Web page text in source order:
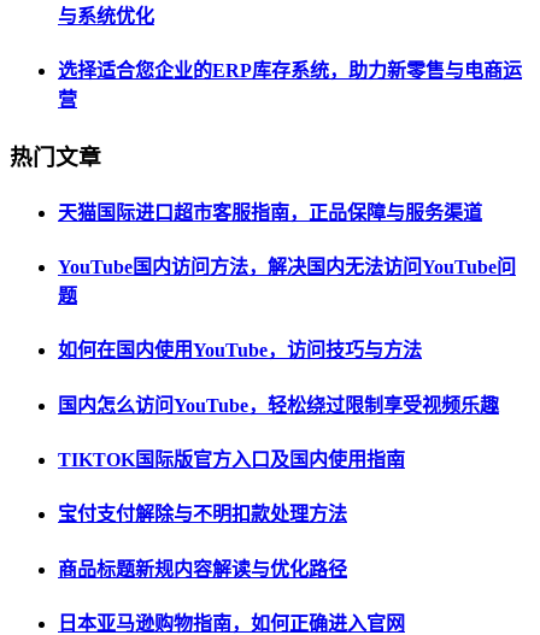
与系统优化
选择适合您企业的ERP库存系统，助力新零售与电商运
营
热门文章
天猫国际进口超市客服指南，正品保障与服务渠道
YouTube国内访问方法，解决国内无法访问YouTube问
题
如何在国内使用YouTube，访问技巧与方法
国内怎么访问YouTube，轻松绕过限制享受视频乐趣
TIKTOK国际版官方入口及国内使用指南
宝付支付解除与不明扣款处理方法
商品标题新规内容解读与优化路径
日本亚马逊购物指南，如何正确进入官网